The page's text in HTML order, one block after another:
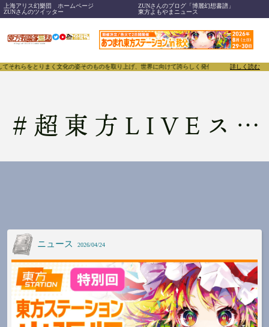
上海アリス幻樂団 ホームページ
ZUNさんのブログ「博麗幻想書譜」
ZUNさんのツイッター
東方よもやまニュース
文化の姿そのものを取り上げ、世界に向けて誇らしく発信することで、東方Projectのみな
詳しく読む
# 超東方LIVEステージ
ニュース 2026/04/24